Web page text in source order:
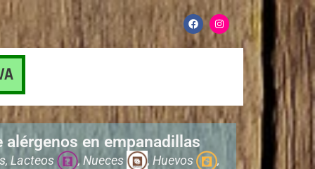
F
a
c
e
I
n
s
t
alérgenos en empanadillas
Lacteos , Nueces , Huevos
,